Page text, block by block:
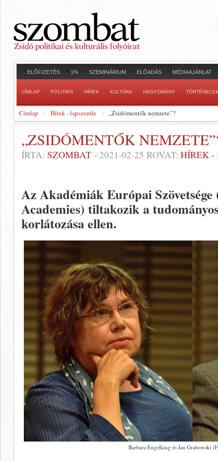
ELŐFIZETÉS 1% SZEMINÁRIUM ELŐADÁS MÉDIAAJÁNLAT
CÍMLAP POLITIKA HÍREK KULTÚRA HAGYOMÁNY
Címlap Hírek - lapszemle „Zsidómentők nemzete”?
„ZSIDÓMENTŐK
ÍRTA: SZOMBAT - 2021-02-25 ROVAT: HÍREK -
Az Akadémiák Európai
Academies) tiltakozik a
korlátozása ellen.
Barbara Engelking és Jan Grabowski